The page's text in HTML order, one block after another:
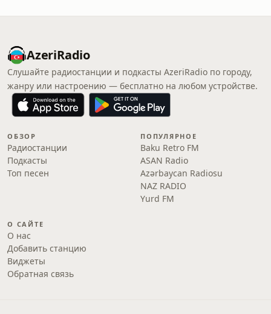
AzeriRadio
Слушайте радиостанции и подкасты AzeriRadio по городу,
жанру или настроению — бесплатно на любом устройстве.
ОБЗОР
Радиостанции
Подкасты
Топ песен
ПОПУЛЯРНОЕ
Baku Retro FM
ASAN Radio
Azərbaycan Radiosu
NAZ RADIO
Yurd FM
О САЙТЕ
О нас
Добавить станцию
Виджеты
Обратная связь